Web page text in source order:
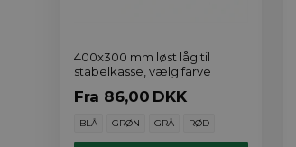
400x300 mm løst låg til
stabelkasse, vælg farve
Fra 86,00 DKK
BLÅ GRØN GRÅ RØD